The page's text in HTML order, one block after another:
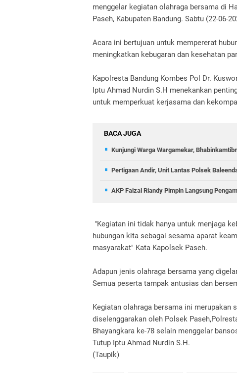
menggelar kegiatan olahraga bersama di
Paseh, Kabupaten Bandung. Sabtu (22-06-
Acara ini bertujuan untuk mempererat
meningkatkan kebugaran dan kesehatan
Kapolresta Bandung Kombes Pol Dr.
Iptu Ahmad Nurdin S.H menekankan
untuk memperkuat kerjasama dan
BACA JUGA
Kunjungi Warga Wargamekar,
Pertigaan Andir, Unit Lantas Polsek
AKP Faizal Riandy Pimpin Langsung
"Kegiatan ini tidak hanya untuk menjaga
hubungan kita sebagai sesama aparat
masyarakat" Kata Kapolsek Paseh.
Adapun jenis olahraga bersama yang
Semua peserta tampak antusias dan
Kegiatan olahraga bersama ini merupakan
diselenggarakan oleh Polsek
Bhayangkara ke-78 selain menggelar
Tutup Iptu Ahmad Nurdin S.H.
(Taupik)